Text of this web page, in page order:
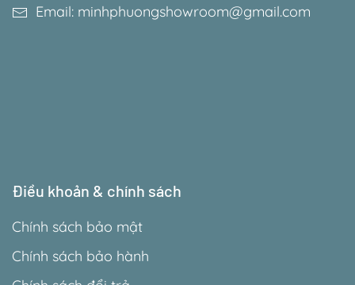
Email: minhphuongshowroom@gmail.com
Điều khoản & chính sách
Chính sách bảo mật
Chính sách bảo hành